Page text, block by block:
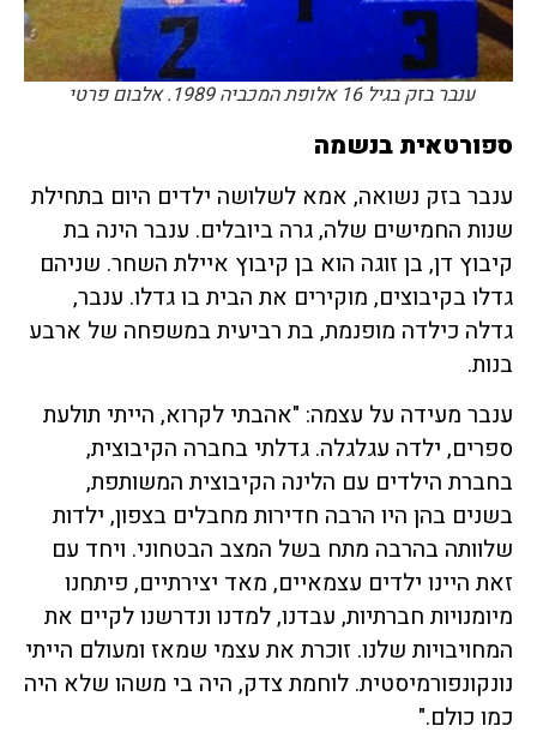
ענבר בזק בגיל 16 אלופת המכביה 1989. אלבום פרטי
ספורטאית בנשמה
ענבר בזק נשואה, אמא לשלושה ילדים היום בתחילת
שנות החמישים שלה, גרה ביובלים. ענבר הינה בת
קיבוץ דן, בן זוגה הוא בן קיבוץ איילת השחר. שניהם
גדלו בקיבוצים, מוקירים את הבית בו גדלו. ענבר,
גדלה כילדה מופנמת, בת רביעית במשפחה של ארבע
בנות.
ענבר מעידה על עצמה: "אהבתי לקרוא, הייתי תולעת
ספרים, ילדה עגלגלה. גדלתי בחברה הקיבוצית,
בחברת הילדים עם הלינה הקיבוצית המשותפת,
בשנים בהן היו הרבה חדירות מחבלים בצפון, ילדות
שלוותה בהרבה מתח בשל המצב הבטחוני. ויחד עם
זאת היינו ילדים עצמאיים, מאד יצירתיים, פיתחנו
מיומנויות חברתיות, עבדנו, למדנו ונדרשנו לקיים את
המחויבויות שלנו. זוכרת את עצמי שמאז ומעולם הייתי
נונקונפורמיסטית. לוחמת צדק, היה בי משהו שלא היה
כמו כולם."